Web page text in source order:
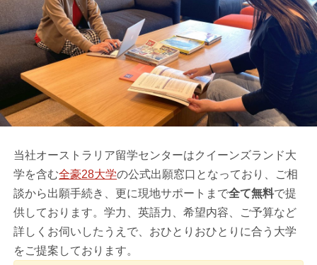
当社オーストラリア留学センターはクイーンズランド大
学を含む全豪28大学の公式出願窓口となっており、ご相
談から出願手続き、更に現地サポートまで全て無料で提
供しております。学力、英語力、希望内容、ご予算など
詳しくお伺いしたうえで、おひとりおひとりに合う大学
をご提案しております。